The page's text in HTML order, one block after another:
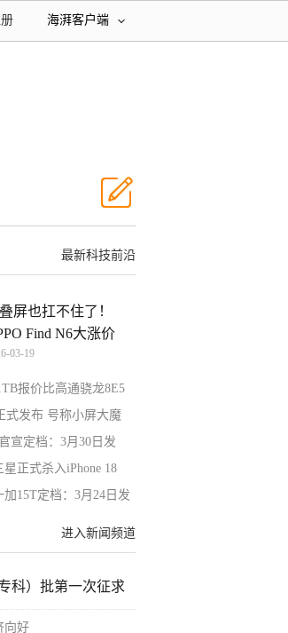
海湃客户端
最新科技前沿
屏也扛不住了！
Find N6大涨价
03-19
报价比高通骁龙8E5
式发布 号称小屏大魔
宣定档：3月30日发
正式杀入iPhone 18
15T定档：3月24日发
进入新闻频道
科）批第一次征求
向好